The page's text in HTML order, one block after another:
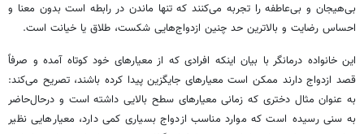
بی‌هیجان و بی‌عاطفه را تجربه می‌کنند که تنها ماندن در رابطه است بدون معنا و
احساس رضایت و بالاترین حد چنین ازدواج‌هایی شکست، طلاق یا خیانت است.
این خانواده درمانگر با بیان اینکه افرادی که از معیارهای خود کوتاه آمده و صرفاً
قصد ازدواج دارند ممکن است معیارهای جایگزین پیدا کرده باشند، تصریح می‌کند:
به عنوان مثال دختری که زمانی معیارهای سطح بالایی داشته است و درحال‌حاضر
به سنی رسیده است که موارد مناسب ازدواج بسیاری کمی دارد، معیارهایی نظیر